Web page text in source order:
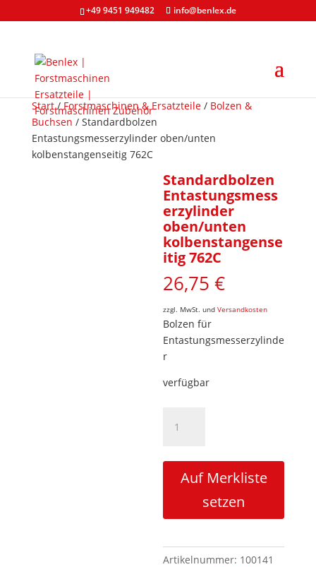
+49 9451 949482 info@benlex.de
Start/Forstmaschinen & Ersatzteile/ Bolzen &
Buchsen / Standardbolzen
Entastungsmesserzylinder oben/unten
kolbenstangenseitig 762C
Standardbolzen
Entastungsmess
erzylinder
oben/unten
kolbenstangense
itig 762C
26,75€
zzgl. MwSt. undVersandkosten
Bolzen für
Entastungsmesserzylinde
r
verfügbar
Entastungsmesserzylinder
kolbenstangenseitig
762CAuf Merkliste
setzen
Artikelnummer: 100141